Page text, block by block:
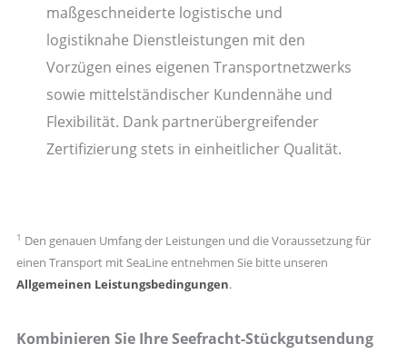
maßgeschneiderte logistische und
logistiknahe Dienstleistungen mit den
Vorzügen eines eigenen Transportnetzwerks
sowie mittelständischer Kundennähe und
Flexibilität. Dank partnerübergreifender
Zertifizierung stets in einheitlicher Qualität.
1 Den genauen Umfang der Leistungen und die Voraussetzung für
einen Transport mit SeaLine entnehmen Sie bitte unseren
Allgemeinen Leistungsbedingungen.
Kombinieren Sie Ihre Seefracht-Stückgutsendung